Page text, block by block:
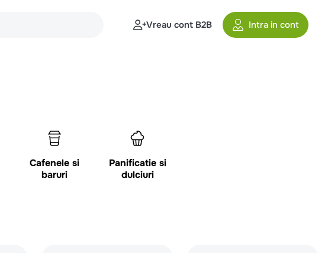
Vreau cont B2B Intra in cont
Cafenele si
baruri
Panificatie si
dulciuri